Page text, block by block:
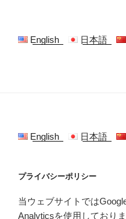
English 日本語
English 日本語
プライバシーポリシー
当ウェブサイトでは
Analyticsを使用しており